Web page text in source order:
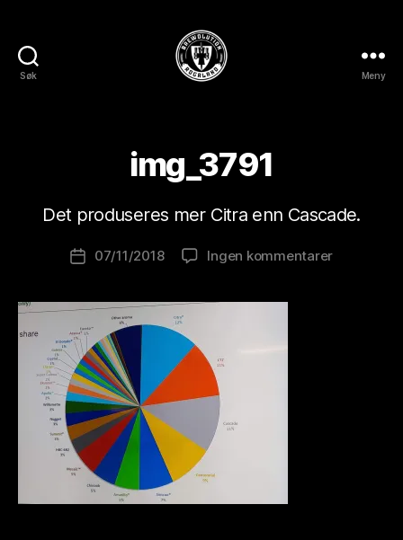
Søk Meny
img_3791
Det produseres mer Citra enn Cascade.
Innleggsforfatter
B
r
w
l
Publiseringsdato
07/11/2018 Ingen kommentarertil